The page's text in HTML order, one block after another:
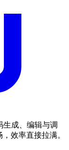
生成、编辑与调
效率直接拉满。